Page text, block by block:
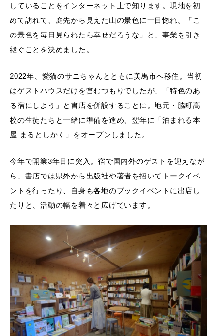
していることをインターネット上で知ります。現地を初
めて訪れて、庭先から見えた山の景色に一目惚れ。「こ
の景色を毎日見られたら幸せだろうな」と、事業を引き
継ぐことを決めました。
2022年、愛猫のサニちゃんとともに美馬市へ移住。当初
はゲストハウスだけを営むつもりでしたが、「特色のあ
る宿にしよう」と書店を併設することに。地元・脇町高
校の生徒たちと一緒に準備を進め、翌年に「泊まれる本
屋 まるとしかく」をオープンしました。
今年で開業3年目に突入。宿で国内外のゲストを迎えなが
ら、書店では県外から出版社や著者を招いてトークイベ
ントを行ったり、自身も各地のブックイベントに出店し
たりと、活動の幅を着々と広げています。